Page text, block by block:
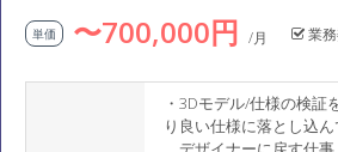
単価 〜700,000円 /月 業
・3Dモデル/仕様の検証
り良い仕様に落とし込